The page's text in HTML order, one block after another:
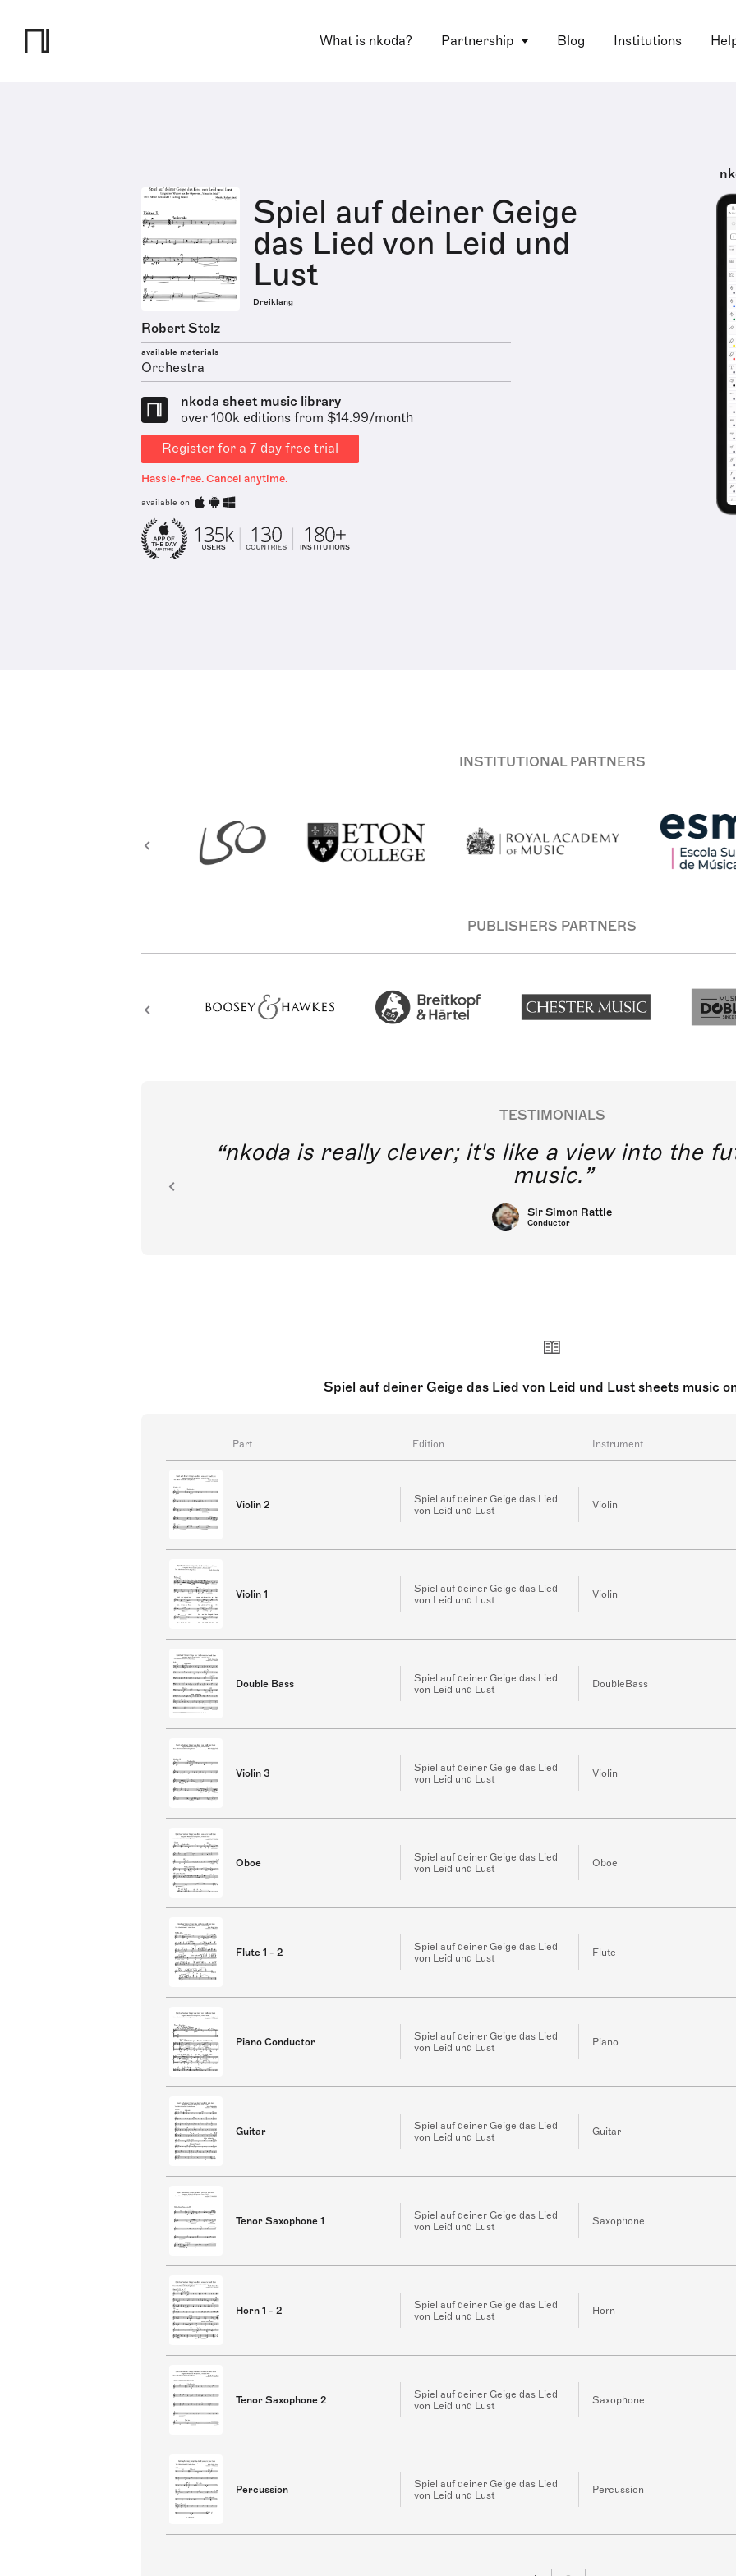
What is nkoda? Partnership Blog Institutions
Spiel auf deiner Geige
das Lied von Leid und
Lust
Dreiklang
Robert Stolz
available materials
Orchestra
nkoda sheet music library
over 100k editions from $14.99/month
Register for a 7 day free trial
Hassle-free. Cancel anytime.
available on
INSTITUTIONAL PARTNERS
PUBLISHERS PARTNERS
TESTIMONIALS
nkoda is really clever; it's like a view into the
music.
Sir Simon Rattle
Conductor
Spiel auf deiner Geige das Lied von Leid und Lust sheets music
Part Edition Instrument
Violin 2
Spiel auf deiner Geige das Lied
von Leid und Lust
Violin
Violin 1
Spiel auf deiner Geige das Lied
von Leid und Lust
Violin
Double Bass
Spiel auf deiner Geige das Lied
von Leid und Lust
DoubleBass
Violin 3
Spiel auf deiner Geige das Lied
von Leid und Lust
Violin
Oboe
Spiel auf deiner Geige das Lied
von Leid und Lust
Oboe
Flute 1 - 2
Spiel auf deiner Geige das Lied
von Leid und Lust
Flute
Piano Conductor
Spiel auf deiner Geige das Lied
von Leid und Lust
Piano
Guitar
Spiel auf deiner Geige das Lied
von Leid und Lust
Guitar
Tenor Saxophone 1
Spiel auf deiner Geige das Lied
von Leid und Lust
Saxophone
Horn 1 - 2
Spiel auf deiner Geige das Lied
von Leid und Lust
Horn
Tenor Saxophone 2
Spiel auf deiner Geige das Lied
von Leid und Lust
Saxophone
Percussion
Spiel auf deiner Geige das Lied
von Leid und Lust
Percussion